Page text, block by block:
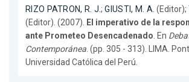
RIZO PATRON, R. J.;GIUSTI, M. A. (Editor);
(Editor). (2007). El imperativo de la
ante Prometeo Desencadenado. En
Contemporánea. (pp. 305 - 313). LIMA.
Universidad Católica del Perú.